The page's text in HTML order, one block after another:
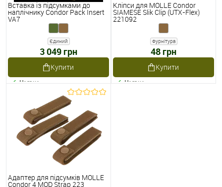
Вставка із підсумками до
наплічнику Condor Pack Insert
VA7
Єдиний
3 049 грн
Купити
Наявне
Кліпси для MOLLE Condor
SIAMESE Slik Clip (UTX-Flex)
221092
Фурнітура
48 грн
Купити
Наявне
Адаптер для підсумків MOLLE
Condor 4 MOD Strap 223